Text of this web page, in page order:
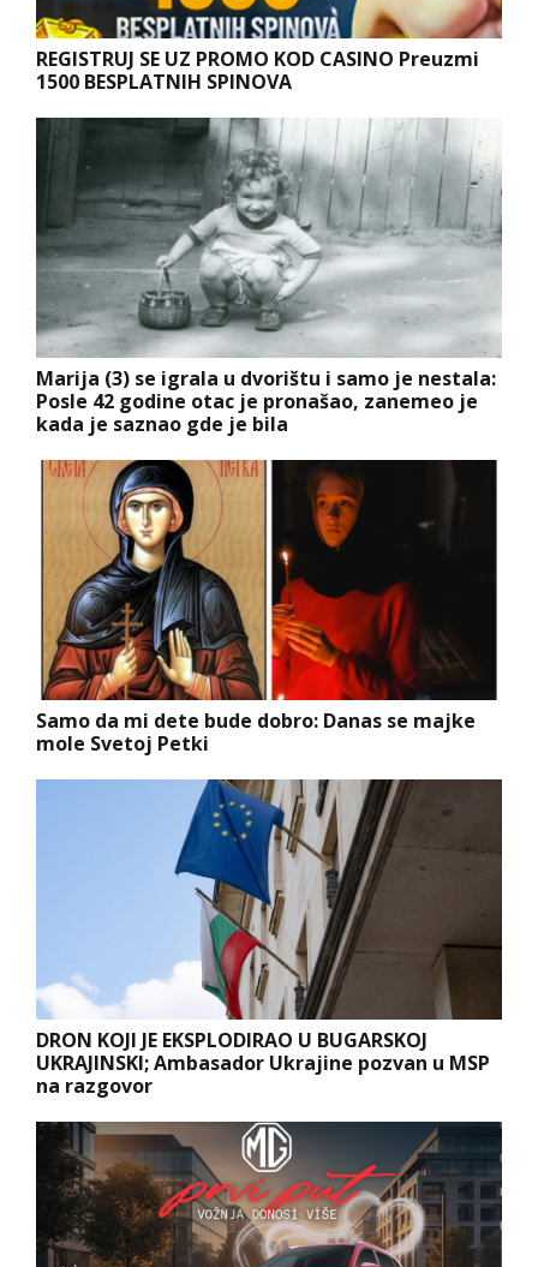
REGISTRUJ SE UZ PROMO KOD CASINO Preuzmi
1500 BESPLATNIH SPINOVA
Marija (3) se igrala u dvorištu i samo je nestala:
Posle 42 godine otac je pronašao, zanemeo je
kada je saznao gde je bila
Samo da mi dete bude dobro: Danas se majke
mole Svetoj Petki
DRON KOJI JE EKSPLODIRAO U BUGARSKOJ
UKRAJINSKI; Ambasador Ukrajine pozvan u MSP
na razgovor